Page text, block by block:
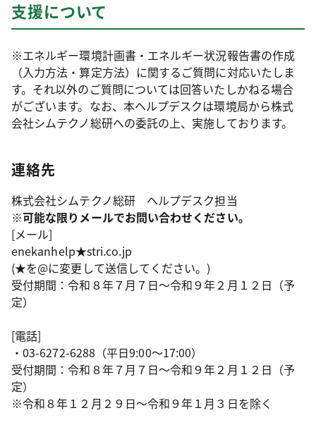
支援について
※エネルギー環境計画書・エネルギー状況報告書の作成
（入力方法・算定方法）に関するご質問に対応いたしま
す。それ以外のご質問については回答いたしかねる場合
がございます。なお、本ヘルプデスクは環境局から株式
会社シムテクノ総研への委託の上、実施しております。
連絡先
株式会社シムテクノ総研 ヘルプデスク担当
※可能な限りメールでお問い合わせください。
[メール]
enekanhelp★stri.co.jp
(★を@に変更して送信してください。)
受付期間：令和８年７月７日～令和９年２月１２日（予
定）
[電話]
・03-6272-6288（平日9:00～17:00）
受付期間：令和８年７月７日～令和９年２月１２日（予
定）
※令和８年１２月２９日～令和９年１月３日を除く